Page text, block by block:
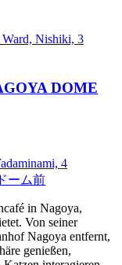
Nishiki, 3
DOME
4
ーム前
in Nagoya,
Von seiner
Nagoya entfernt,
genießen,